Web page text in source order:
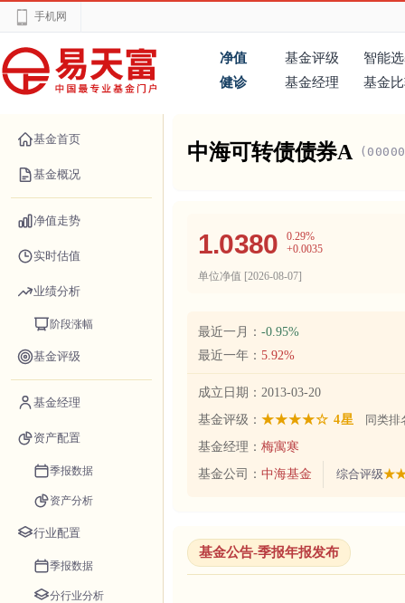
手机网
净值 基金评级
智能
健诊
基金经理 基金
基金首页
基金概况
净值走势
实时估值
业绩分析
阶段涨幅
基金评级
基金经理
资产配置
季报数据
资产分析
行业配置
季报数据
分行业分析
中海可转债债券A
1.0380
0.29%
+0.0035
单位净值 [2026-08-07]
最近一月： -0.95%
最近一年： 5.92%
成立日期： 2013-03-20
基金评级： ★★★★☆ 4星
同类排
基金经理： 梅寓寒
基金公司： 中海基金 综合评级
基金公告-季报年报发布